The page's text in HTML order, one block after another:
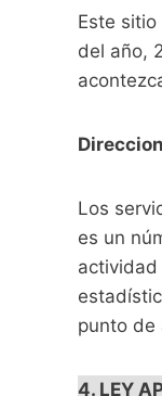
Este
del año,
Los
es un
punto de
4. LEY